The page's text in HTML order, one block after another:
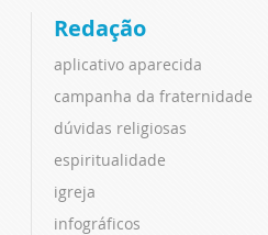
Redação
aplicativo aparecida
campanha da fraternidade
dúvidas religiosas
espiritualidade
igreja
infográficos